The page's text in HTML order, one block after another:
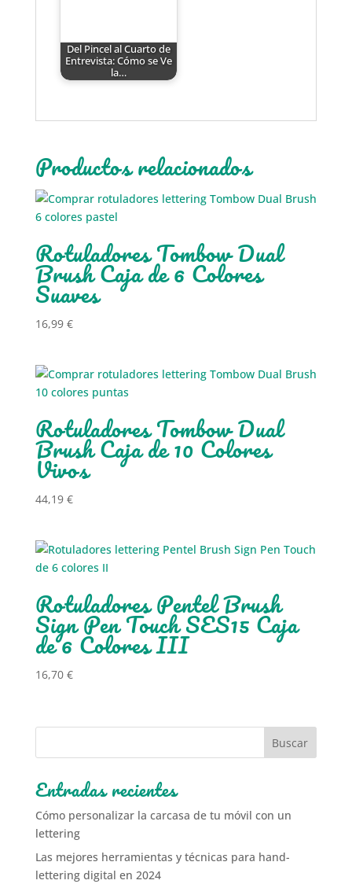
Del Pincel al Cuarto de
Entrevista: Cómo se Ve
la…
Productos relacionados
Rotuladores Tombow Dual
Brush Caja de 6 Colores
Suaves
16,99 €
Rotuladores Tombow Dual
Brush Caja de 10 Colores
Vivos
44,19 €
Rotuladores Pentel Brush
Sign Pen Touch SES15 Caja
de 6 Colores III
16,70 €
Entradas recientes
Cómo personalizar la carcasa de tu móvil con un
lettering
Las mejores herramientas y técnicas para hand-
lettering digital en 2024